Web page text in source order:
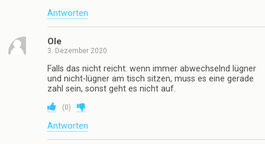
Antworten
Ole
3. Dezember 2020
Falls das nicht reicht: wenn immer abwechselnd lügner
und nicht-lügner am tisch sitzen, muss es eine gerade
zahl sein, sonst geht es nicht auf.
(0)
Antworten